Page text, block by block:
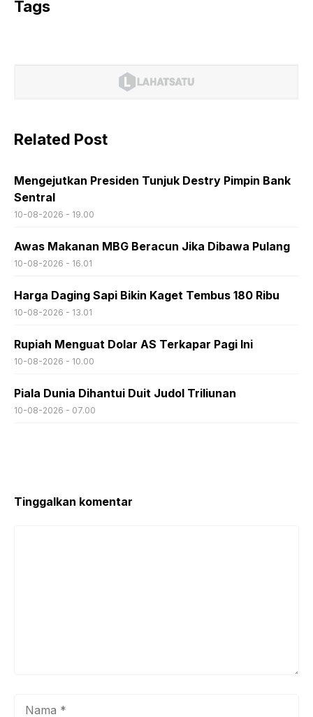
Tags
Related Post
Mengejutkan Presiden Tunjuk Destry Pimpin Bank
Sentral
10-08-2026 - 19.00
Awas Makanan MBG Beracun Jika Dibawa Pulang
10-08-2026 - 16.01
Harga Daging Sapi Bikin Kaget Tembus 180 Ribu
10-08-2026 - 13.01
Rupiah Menguat Dolar AS Terkapar Pagi Ini
10-08-2026 - 10.00
Piala Dunia Dihantui Duit Judol Triliunan
10-08-2026 - 07.00
Tinggalkan komentar